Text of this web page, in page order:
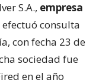
S.A., empresa
efectuó consulta
con fecha 23 de
sociedad fue
en el año